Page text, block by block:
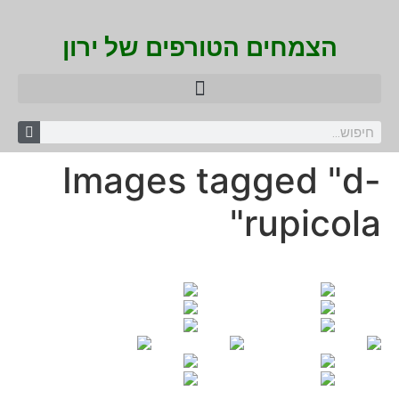
הצמחים הטורפים של ירון
Images tagged "d-
rupicola"